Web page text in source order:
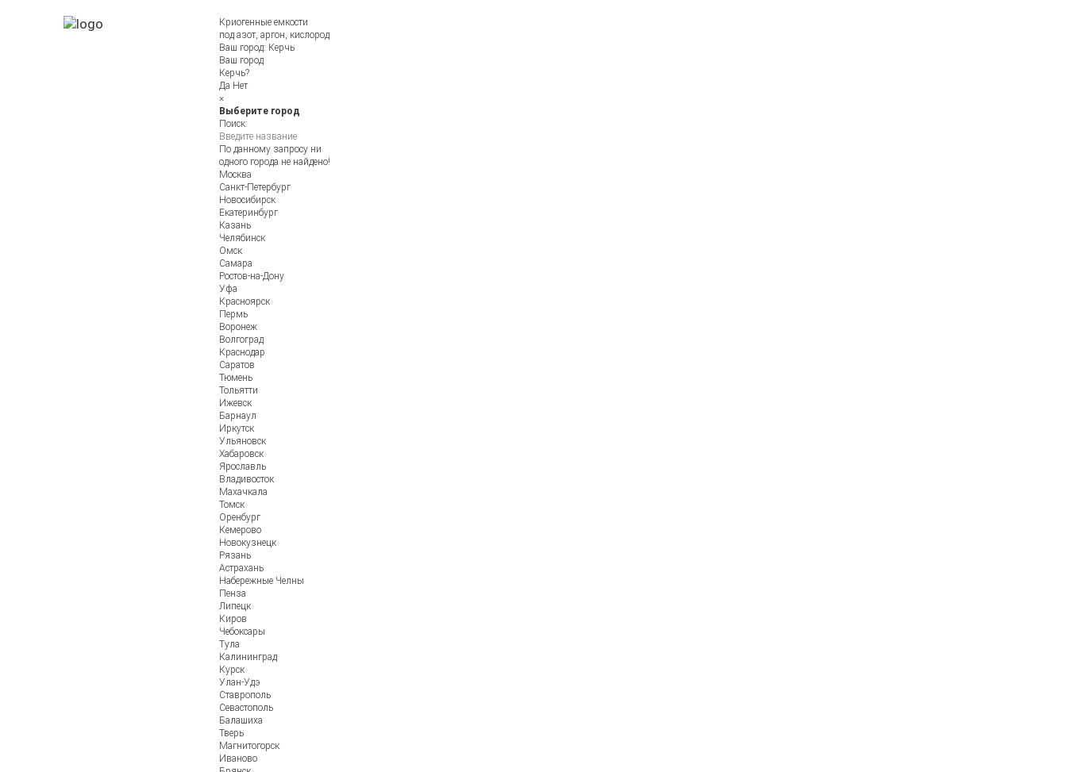
Криогенные емкости
под азот, аргон, кислород
Ваш город: Керчь
Ваш город
Керчь?
Да Нет
×
Выберите город
Поиск:
По данному запросу ни
одного города не найдено!
Москва
Санкт-Петербург
Новосибирск
Екатеринбург
Казань
Челябинск
Омск
Самара
Ростов-на-Дону
Уфа
Красноярск
Пермь
Воронеж
Волгоград
Краснодар
Саратов
Тюмень
Тольятти
Ижевск
Барнаул
Иркутск
Ульяновск
Хабаровск
Ярославль
Владивосток
Махачкала
Томск
Оренбург
Кемерово
Новокузнецк
Рязань
Астрахань
Набережные Челны
Пенза
Липецк
Киров
Чебоксары
Тула
Калининград
Курск
Улан-Удэ
Ставрополь
Севастополь
Балашиха
Тверь
Магнитогорск
Иваново